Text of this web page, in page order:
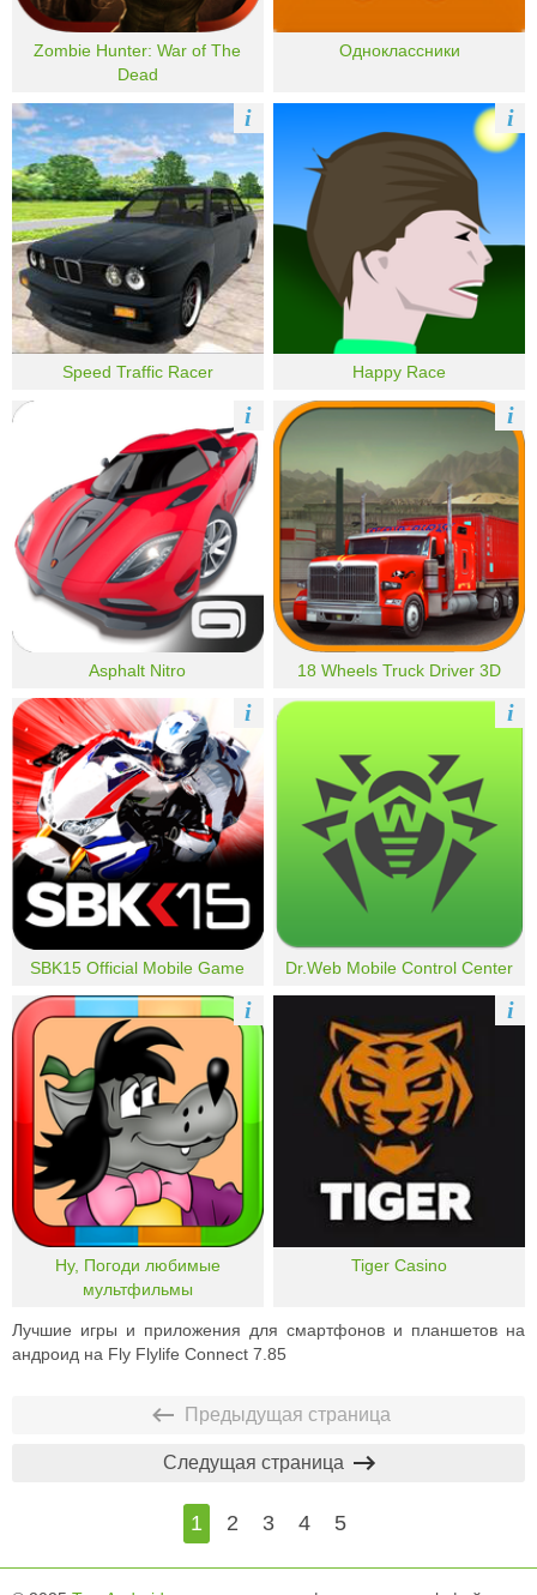
Zombie Hunter: War of The
Dead
Одноклассники
Speed Traffic Racer
i
Happy Race
i
Asphalt Nitro
i
18 Wheels Truck Driver 3D
i
SBK15 Official Mobile Game
i
Dr.Web Mobile Control Center
i
Ну, Погоди любимые
мультфильмы
i
Tiger Casino
i
Лучшие игры и приложения для смартфонов и планшетов на
андроид на Fly Flylife Connect 7.85
Предыдущая страница
1 2 3 4 5
Следущая страница